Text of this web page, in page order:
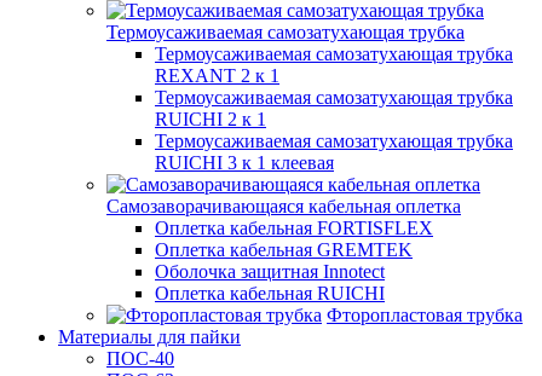
Термоусаживаемая самозатухающая трубка
Термоусаживаемая самозатухающая трубка
REXANT 2 к 1
Термоусаживаемая самозатухающая трубка
RUICHI 2 к 1
Термоусаживаемая самозатухающая трубка
RUICHI 3 к 1 клеевая
Самозаворачивающаяся кабельная оплетка
Оплетка кабельная FORTISFLEX
Оплетка кабельная GREMTEK
Оболочка защитная Innotect
Оплетка кабельная RUICHI
Фторопластовая трубка
Материалы для пайки
ПОС-40